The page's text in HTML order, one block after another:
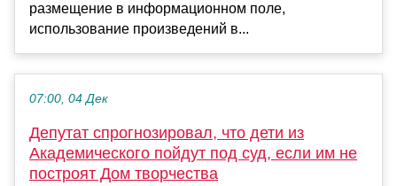
размещение в информационном поле,
использование произведений в...
07:00, 04 Дек
Депутат спрогнозировал, что дети из
Академического пойдут под суд, если им не
построят Дом творчества